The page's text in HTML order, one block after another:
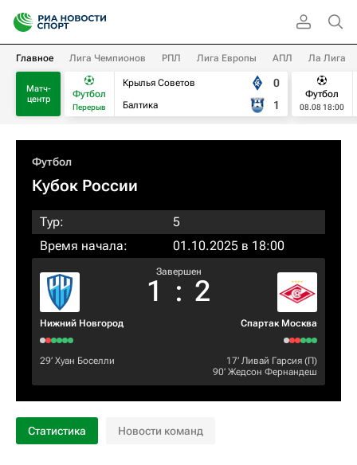
Главное Лига Чемпионов РПЛ Лига Европы АПЛ Ла Лига
Матч-
центр
Футбол
Перерыв
Крылья Советов
Балтика
0
1
Футбол
08.08 18:00
Футбол
Кубок России
Тур:
5
Время начала:
01.10.2025 в 18:00
Нижний Новгород
Завершен
1 : 2
Спартак Москва
29‎’‎ Хуан Боселли 17‎’‎ Ливай Гарсия (П)
90‎’‎ Жедсон Фернандеш
Статистика Новости команд